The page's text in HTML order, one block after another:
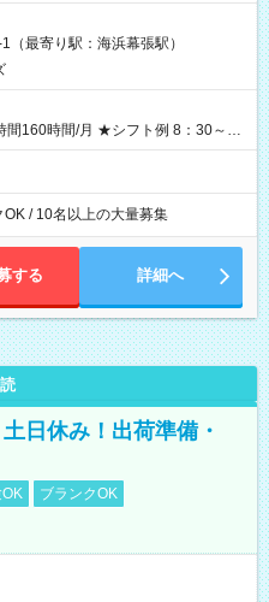
最寄り駅：海浜幕張駅）
★シフト例 8：30～
OK / 10名以上の大量募集
する 詳細へ
日休み！出荷準備・
ブランクOK